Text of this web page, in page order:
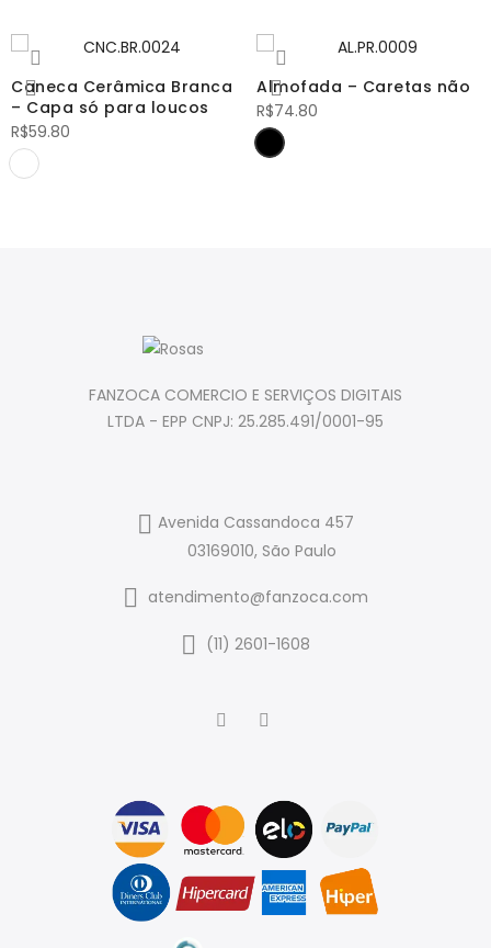
Caneca Cerâmica Branca
– Capa só para loucos
R$59.80
Almofada – Caretas não
R$74.80
FANZOCA COMERCIO E SERVIÇOS DIGITAIS
LTDA - EPP CNPJ: 25.285.491/0001-95
Avenida Cassandoca 457
03169010, São Paulo
atendimento@fanzoca.com
(11) 2601-1608